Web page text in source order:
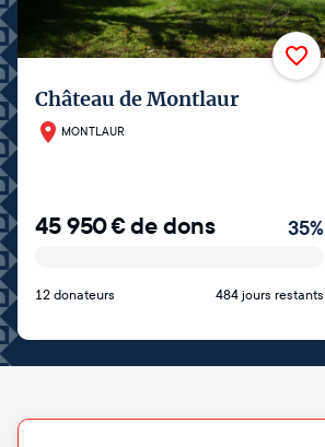
Château de Montlaur
MONTLAUR
45 950€de dons 35%
12 donateurs 484 jours restants